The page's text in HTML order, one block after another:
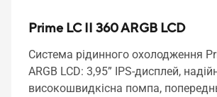
Prime LC II 360 ARGB LCD
Система рідинного охолодження
ARGB LCD: 3,95” IPS-дисплей,
високошвидкісна помпа,